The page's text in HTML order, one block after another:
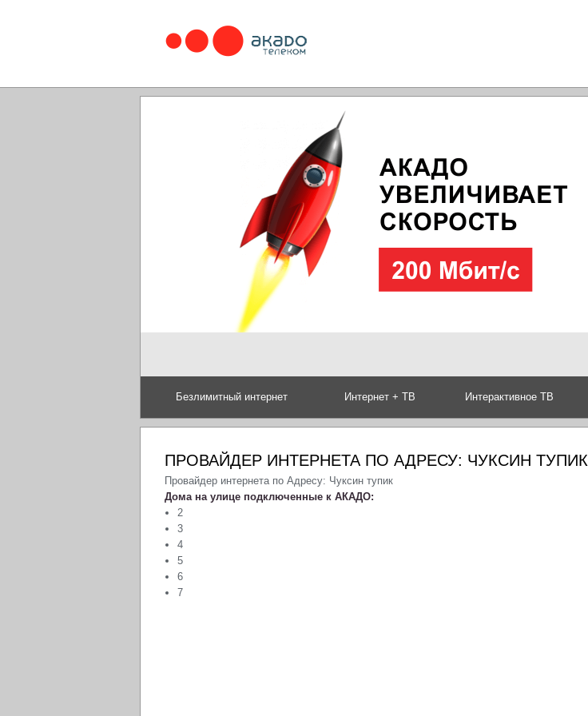
Безлимитный интернет Интернет + ТВ Интерактивное ТВ
ПРОВАЙДЕР ИНТЕРНЕТА ПО АДРЕСУ: ЧУКСИН ТУПИК
Провайдер интернета по Адресу: Чуксин тупик
Дома на улице подключенные к АКАДО:
2
3
4
5
6
7